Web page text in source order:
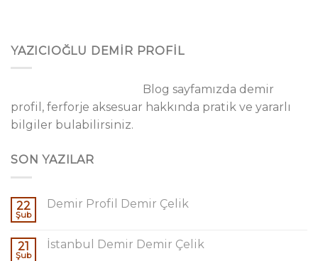
YAZICIOĞLU DEMİR PROFİL
Blog sayfamızda demir
profil, ferforje aksesuar hakkında pratik ve yararlı
bilgiler bulabilirsiniz.
SON YAZILAR
22
Şub
Demir Profil Demir Çelik
21
Şub
İstanbul Demir Demir Çelik